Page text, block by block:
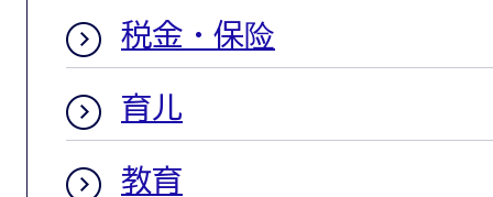
税金・保险
育儿
教育